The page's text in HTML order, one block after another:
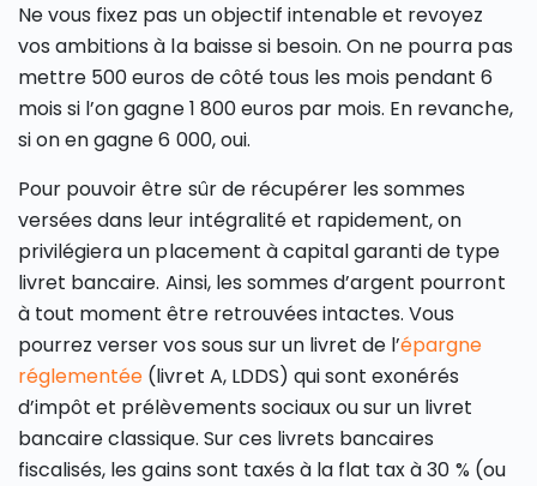
Ne vous fixez pas un objectif intenable et revoyez
vos ambitions à la baisse si besoin. On ne pourra pas
mettre 500 euros de côté tous les mois pendant 6
mois si l’on gagne 1 800 euros par mois. En revanche,
si on en gagne 6 000, oui.
Pour pouvoir être sûr de récupérer les sommes
versées dans leur intégralité et rapidement, on
privilégiera un placement à capital garanti de type
livret bancaire. Ainsi, les sommes d’argent pourront
à tout moment être retrouvées intactes. Vous
pourrez verser vos sous sur un livret de l’épargne
réglementée (livret A, LDDS) qui sont exonérés
d’impôt et prélèvements sociaux ou sur un livret
bancaire classique. Sur ces livrets bancaires
fiscalisés, les gains sont taxés à la flat tax à 30 % (ou